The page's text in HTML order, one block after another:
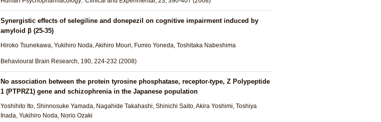
Synergistic effects of selegiline and donepezil on cognitive impairment induced by
amyloid β (25-35)
Hiroko Tsunekawa, Yukihiro Noda, Akihiro Mouri, Fumio Yoneda, Toshitaka Nabeshima
Behavioural Brain Research, 190, 224-232 (2008)
No association between the protein tyrosine phosphatase, receptor-type, Z Polypeptide
1 (PTPRZ1) gene and schizophrenia in the Japanese population
Yoshihito Ito, Shinnosuke Yamada, Nagahide Takahashi, Shinichi Saito, Akira Yoshimi, Toshiya
Inada, Yukihiro Noda, Norio Ozaki